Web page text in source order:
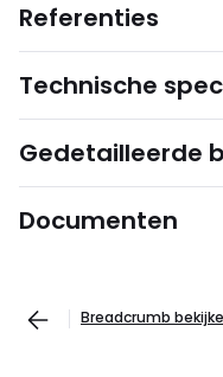
Referenties
Technische
Gedetailleerde
Documenten
Breadcrumb